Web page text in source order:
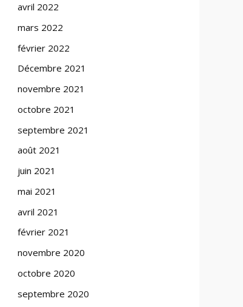
avril 2022
mars 2022
février 2022
Décembre 2021
novembre 2021
octobre 2021
septembre 2021
août 2021
juin 2021
mai 2021
avril 2021
février 2021
novembre 2020
octobre 2020
septembre 2020